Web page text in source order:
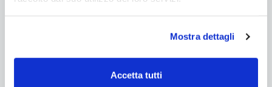
Mostra dettagli
Accetta tutti